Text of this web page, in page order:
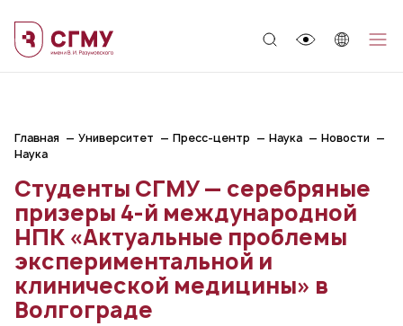
Главная Университет Пресс-центр Наука
Новости
Наука
Студенты СГМУ — серебряные
призеры 4-й международной
НПК «Актуальные проблемы
экспериментальной и
клинической медицины» в
Волгограде